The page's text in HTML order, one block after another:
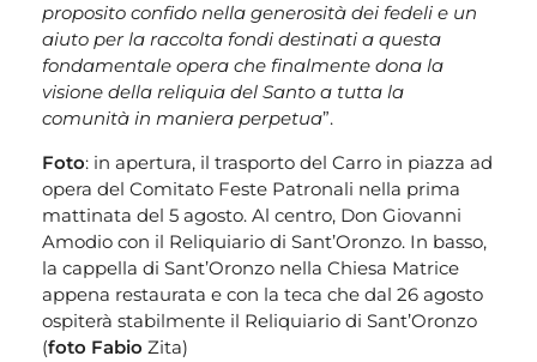
proposito confido nella generosità dei fedeli e un
aiuto per la raccolta fondi destinati a questa
fondamentale opera che finalmente dona la
visione della reliquia del Santo a tutta la
comunità in maniera perpetua”.
Foto: in apertura, il trasporto del Carro in piazza ad
opera del Comitato Feste Patronali nella prima
mattinata del 5 agosto. Al centro, Don Giovanni
Amodio con il Reliquiario di Sant’Oronzo. In basso,
la cappella di Sant’Oronzo nella Chiesa Matrice
appena restaurata e con la teca che dal 26 agosto
ospiterà stabilmente il Reliquiario di Sant’Oronzo
(foto Fabio Zita)